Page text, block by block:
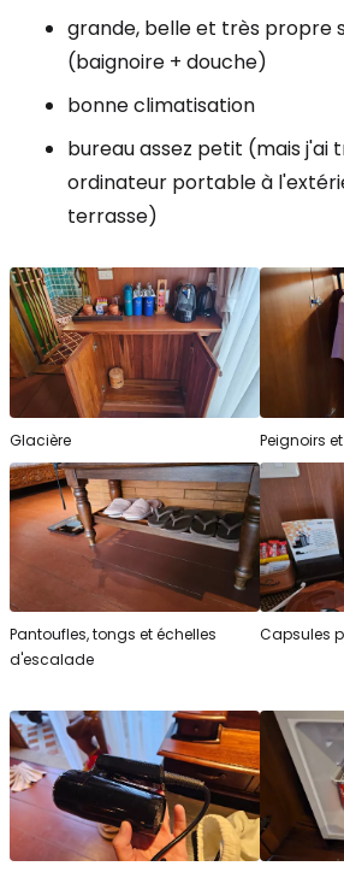
grande, belle et très propre
(baignoire + douche)
bonne climatisation
bureau assez petit (mais j'ai
ordinateur portable à
terrasse)
Glacière Peignoirs
Pantoufles, tongs et échelles
d'escalade
Capsules